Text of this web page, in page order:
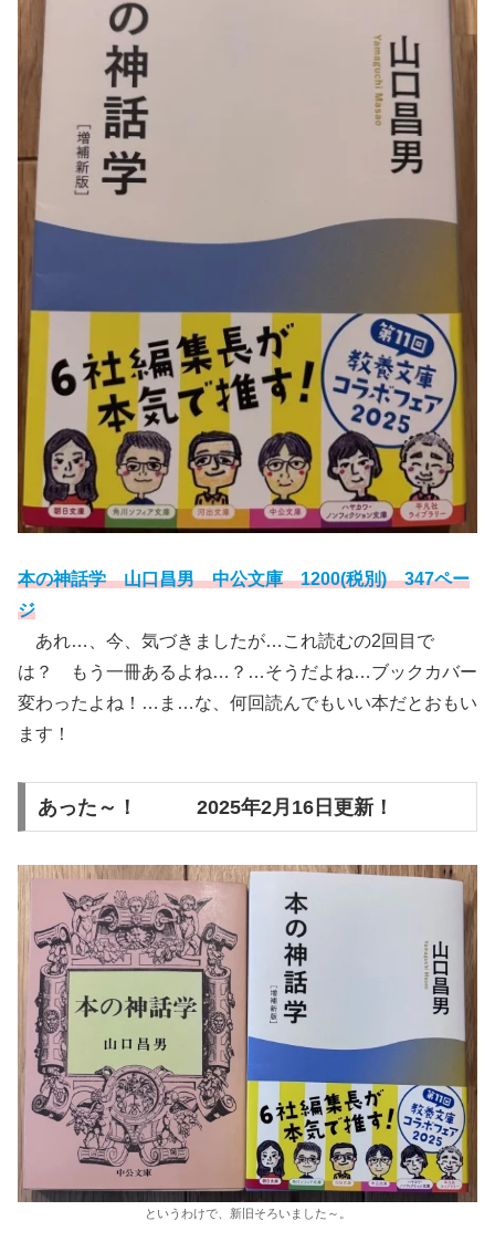
本の神話学 山口昌男 中公文庫 1200(税別) 347ペー
ジ
あれ…、今、気づきましたが…これ読むの2回目で
は？ もう一冊あるよね…？…そうだよね…ブックカバー
変わったよね！…ま…な、何回読んでもいい本だとおもい
ます！
あった～！ 2025年2月16日更新！
というわけで、新旧そろいました～。